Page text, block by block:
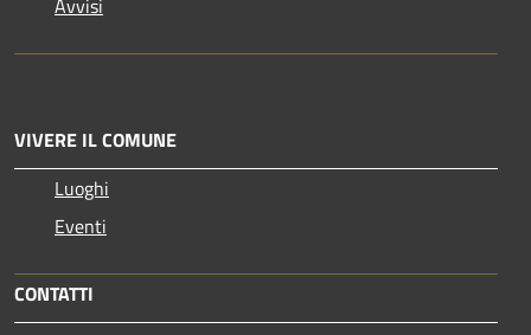
VIVERE IL COMUNE
Luoghi
Eventi
CONTATTI